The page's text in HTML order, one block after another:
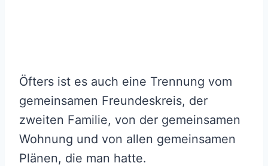
Öfters ist es auch eine Trennung vom
gemeinsamen Freundeskreis, der
zweiten Familie, von der gemeinsamen
Wohnung und von allen gemeinsamen
Plänen, die man hatte.